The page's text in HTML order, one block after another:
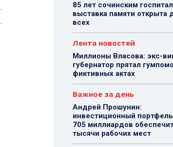
85 лет сочинским
выставка памяти открыта
всех
Лента новостей
Миллионы Власова: экс-
губернатор прятал
фиктивных актах
Важное за день
Андрей Прошунин:
инвестиционный
705 миллиардов
тысячи рабочих мест